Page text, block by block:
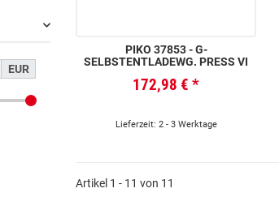
PIKO 37853 - G-
SELBSTENTLADEWG. PRESS VI
172,98 € *
Lieferzeit: 2 - 3 Werktage
Artikel 1 - 11 von 11
EUR